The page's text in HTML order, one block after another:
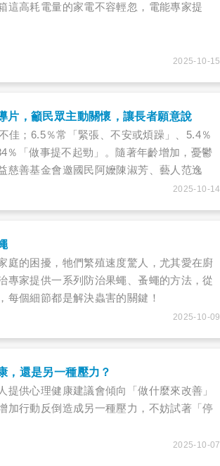
這高耗電量的家電不容輕忽，電能專家提
2025-10-15
片，籲民眾主動關懷，讓長者願意說
佳；6.5％常「緊張、不安或煩躁」、5.4％
％「做事提不起勁」。隨著年齡增加，憂鬱
慈善基金會邀國民阿嬤陳淑芳、藝人范逸
，籲民眾主動關懷，讓長者說出憂慮2025-10-14
庭的困擾，牠們繁殖速度驚人，尤其愛在廚
專家提供一系列防治果蠅、蚤蠅的方法，從
每個細節都是解決蟲害的關鍵！
2025-10-09
，還是另一種壓力？
供心理健康建議會傾向「做什麼來改善」
加行動反倒造成另一種壓力，不妨試著「停
2025-10-07